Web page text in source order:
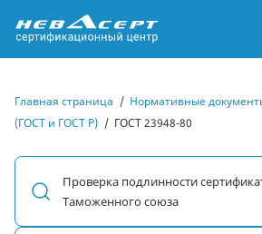
Главная страница / Нормативные
(ГОСТ и ГОСТ Р) / ГОСТ 23948-80
Проверка подлинности
Таможенного союза